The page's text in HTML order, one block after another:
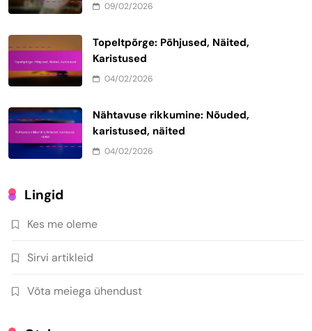
09/02/2026
Topeltpõrge: Põhjused, Näited,
Karistused
04/02/2026
Nähtavuse rikkumine: Nõuded,
karistused, näited
04/02/2026
Lingid
Kes me oleme
Sirvi artikleid
Võta meiega ühendust